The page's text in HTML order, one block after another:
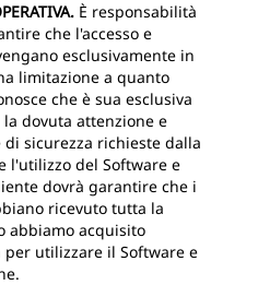
È responsabilità
che l'accesso e
esclusivamente in
limitazione a quanto
che è sua esclusiva
dovuta attenzione e
sicurezza richieste dalla
l'utilizzo del Software e
dovrà garantire che i
ricevuto tutta la
abbiamo acquisito
utilizzare il Software e